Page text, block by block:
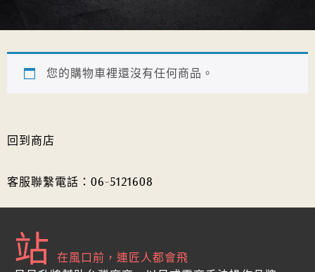
您的購物車裡還沒有任何商品。
回到商店
客服聯繫電話： 06-5121608
站
在風口前，連匠人都會飛